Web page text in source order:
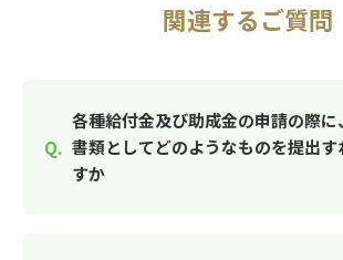
関連するご質問
各種給付金及び助成金の申請の際
書類としてどのようなものを提出す
すか